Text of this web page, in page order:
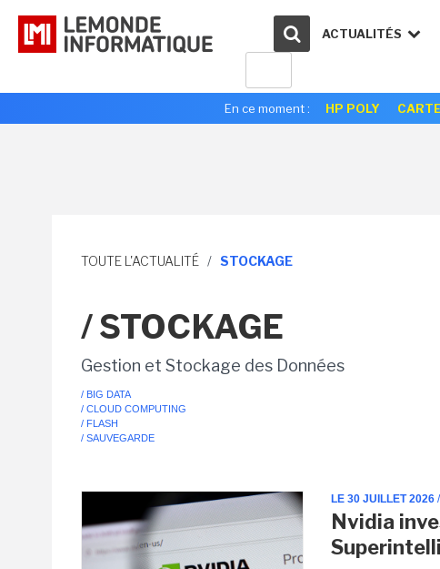
ACTUALITÉS
En ce moment : HP POLY
TOUTE L'ACTUALITÉ / STOCKAGE
/ STOCKAGE
Gestion et Stockage des Données
/ BIG DATA
/ CLOUD COMPUTING
/ FLASH
/ SAUVEGARDE
LE 30 JUILLET 2026
Nvidia